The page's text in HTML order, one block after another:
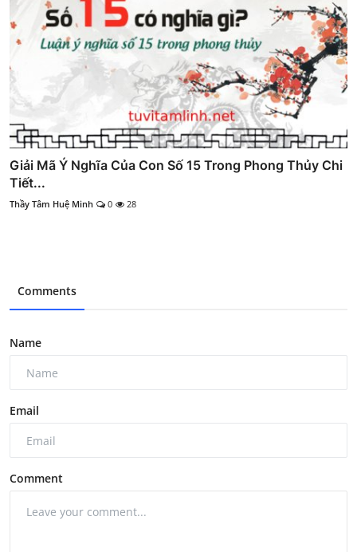
Giải Mã Ý Nghĩa Của Con Số 15 Trong Phong Thủy Chi
Tiết...
Thầy Tâm Huệ Minh 0 28
Comments
Name
Email
Comment